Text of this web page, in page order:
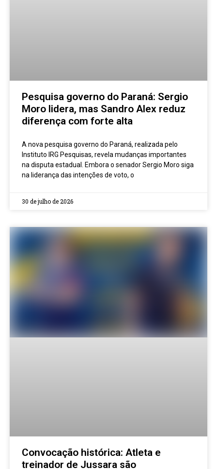
Pesquisa governo do Paraná: Sergio
Moro lidera, mas Sandro Alex reduz
diferença com forte alta
A nova pesquisa governo do Paraná, realizada pelo
Instituto IRG Pesquisas, revela mudanças importantes
na disputa estadual. Embora o senador Sergio Moro siga
na liderança das intenções de voto, o
30 de julho de 2026
Convocação histórica: Atleta e
treinador de Jussara são